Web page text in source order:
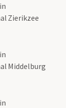
Zierikzee
Middelburg